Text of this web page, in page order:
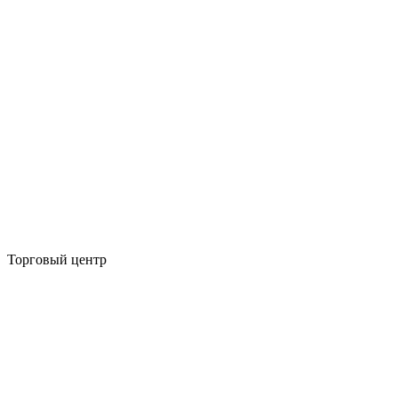
Торговый центр